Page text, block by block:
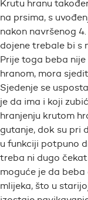
Krutu hranu
na prsima, s
nakon navršenog
dojene trebale bi s
Prije toga beba
hranom, mora
Sjedenje se
je da ima i koji
hranjenju krutom
gutanje, dok su pri
u funkciji potpuno
treba ni dugo
moguće je da
mlijeka, što u